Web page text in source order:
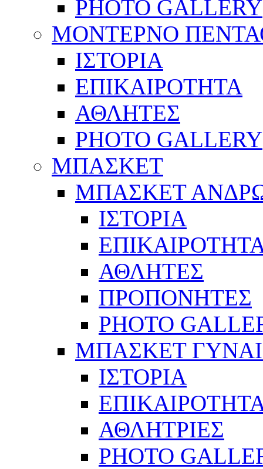
PHOTO GALLERY
ΜΟΝΤΕΡΝΟ
ΙΣΤΟΡΙΑ
ΕΠΙΚΑΙΡΟΤΗΤΑ
ΑΘΛΗΤΕΣ
PHOTO GALLERY
ΜΠΑΣΚΕΤ
ΜΠΑΣΚΕΤ
ΙΣΤΟΡΙΑ
ΑΘΛΗΤΕΣ
ΠΡΟΠΟΝΗΤΕΣ
PHOTO
ΜΠΑΣΚΕΤ
ΙΣΤΟΡΙΑ
ΑΘΛΗΤΡΙΕΣ
PHOTO